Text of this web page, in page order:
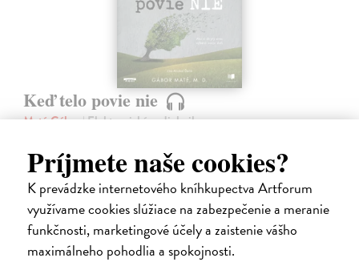
Príjmete naše cookies?
K prevádzke internetového kníhkupectva Artforum
využívame cookies slúžiace na zabezpečenie a meranie
funkčnosti, marketingové účely a zaistenie vášho
maximálneho pohodlia a spokojnosti.
Keď telo povie nie
Maté Gábor| Elektronická audiokniha
uznávaný autor Gábor Maté verí, že spôsob akým premýšľame a
využívame svoju mozgovú kapacitu, má vplyv aj na naše fyzické
zdravie.
Na stiahnutie akoMP3
14,45 €